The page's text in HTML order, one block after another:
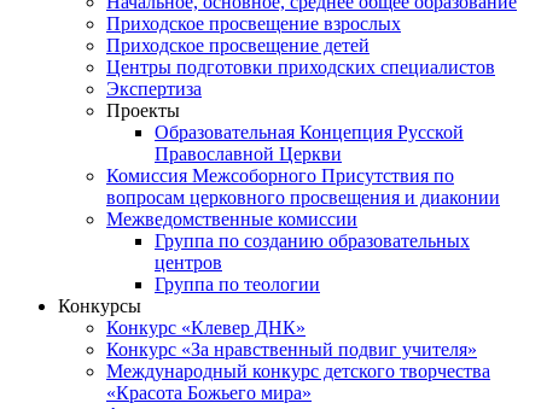
Приходское просвещение взрослых
Приходское просвещение детей
Центры подготовки приходских специалистов
Экспертиза
Проекты
Образовательная Концепция Русской
Православной Церкви
Комиссия Межсоборного Присутствия по
вопросам церковного просвещения и диаконии
Межведомственные комиссии
Группа по созданию образовательных
центров
Группа по теологии
Конкурсы
Конкурс «Клевер ДНК»
Конкурс «За нравственный подвиг учителя»
Международный конкурс детского творчества
«Красота Божьего мира»